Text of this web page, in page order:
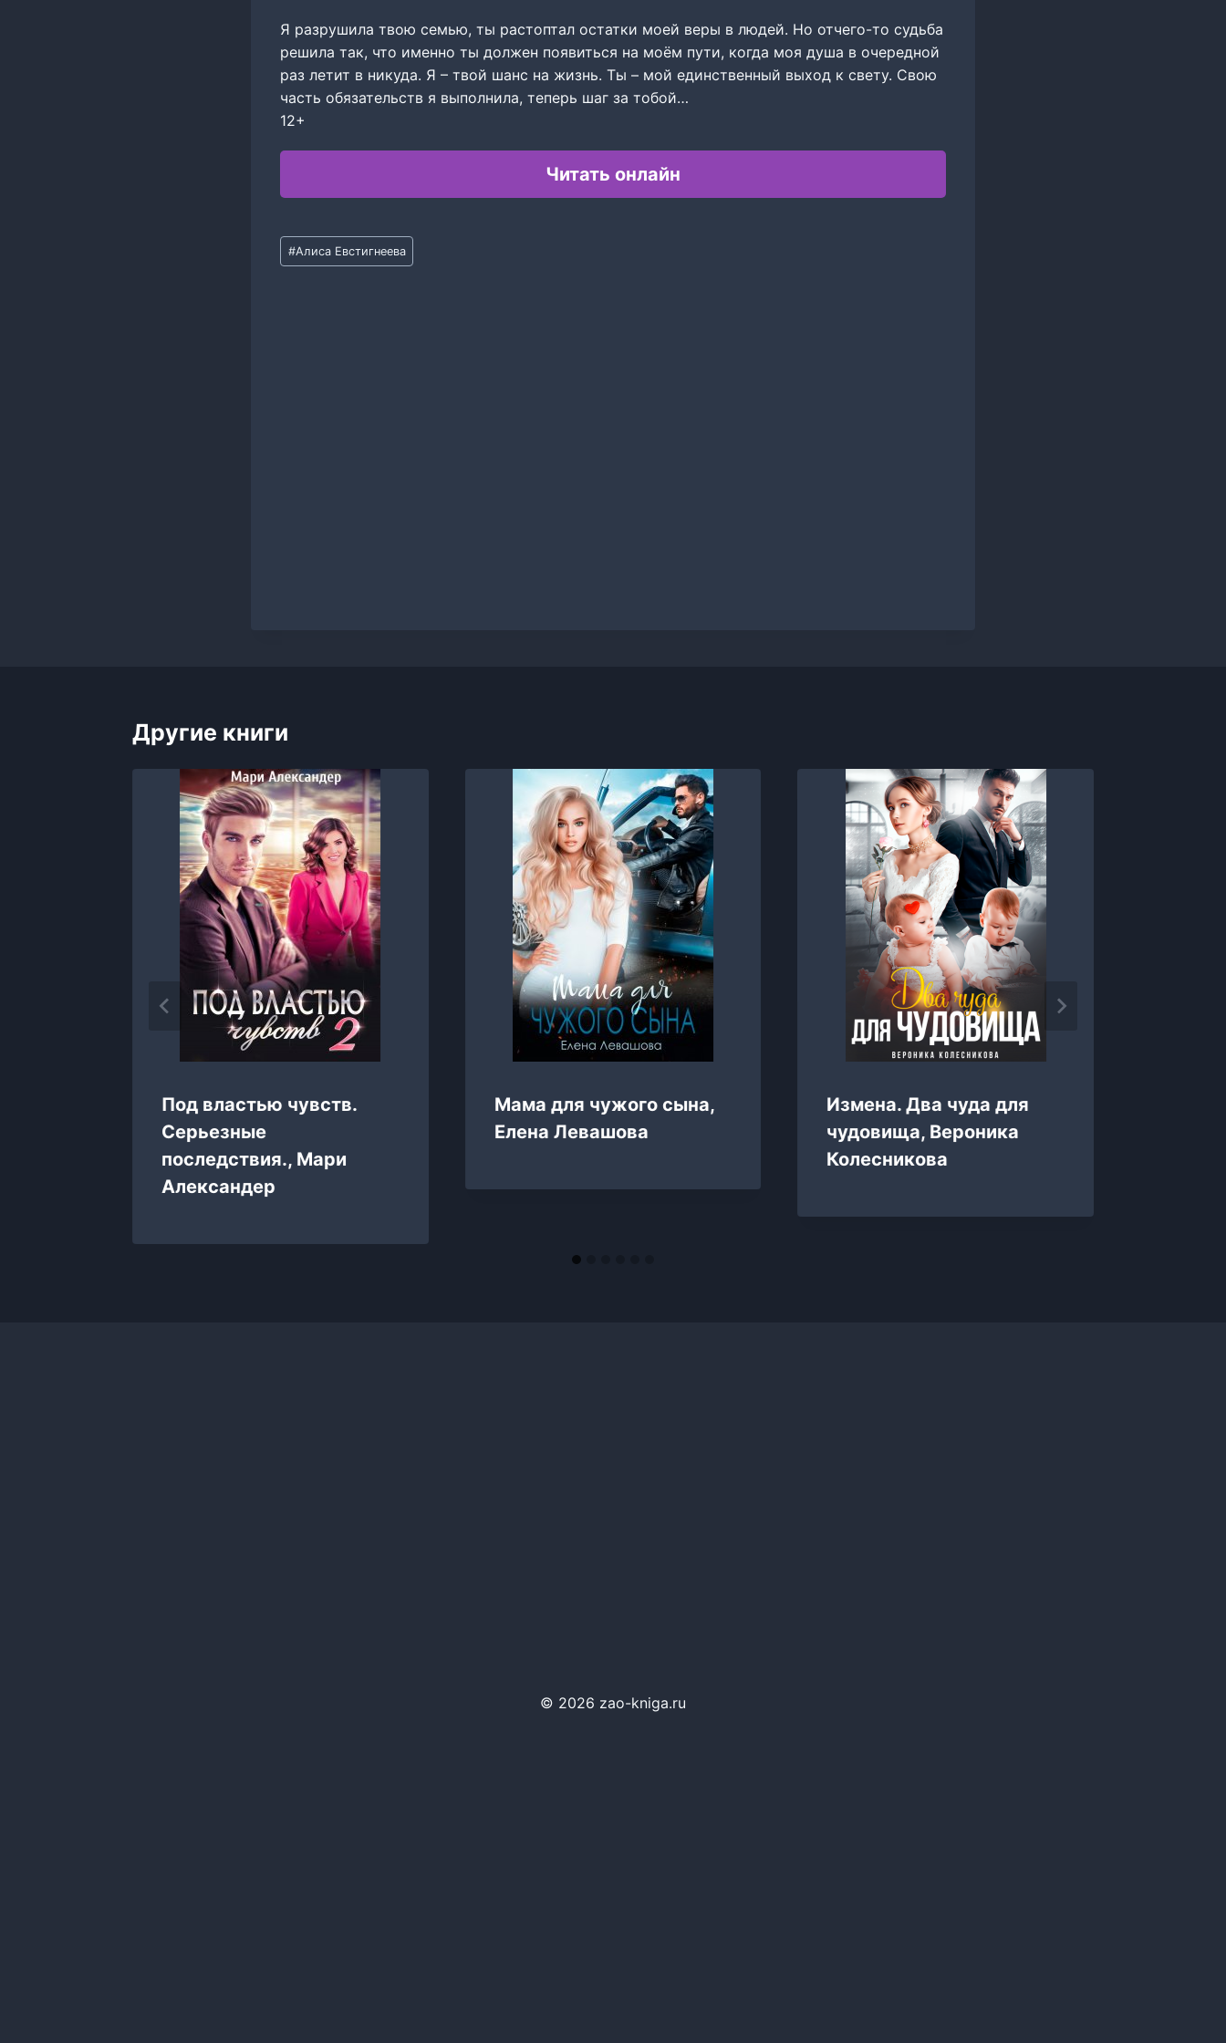
Я разрушила твою семью, ты растоптал остатки моей веры в людей. Но отчего-то судьба
решила так, что именно ты должен появиться на моём пути, когда моя душа в очередной
раз летит в никуда. Я – твой шанс на жизнь. Ты – мой единственный выход к свету. Свою
часть обязательств я выполнила, теперь шаг за тобой…
12+
Читать онлайн
Метки
записи:
#Алиса Евстигнеева
Другие книги
Под властью чувств.
Серьезные
последствия., Мари
Александер
Мама для чужого сына,
Елена Левашова
Измена. Два чуда для
чудовища, Вероника
Колесникова
© 2026 zao-kniga.ru